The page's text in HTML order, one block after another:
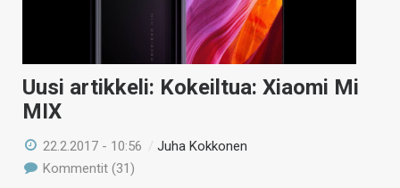
Uusi artikkeli: Kokeiltua: Xiaomi Mi
MIX
22.2.2017 - 10:56 /Juha Kokkonen
Kommentit (31)